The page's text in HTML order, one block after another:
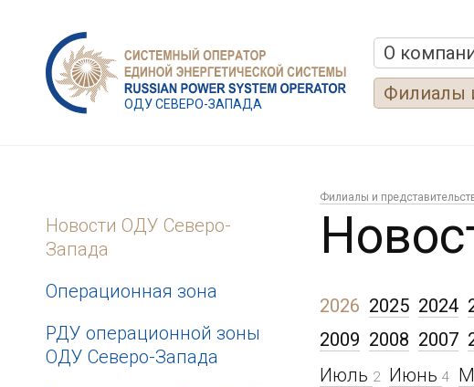
ОДУ СЕВЕРО-ЗАПАДА
О
Филиалы
Новости ОДУ Северо-
Запада
Операционная зона
РДУ операционной зоны
ОДУ Северо-Запада
Филиалы и
2026
Июль 2 Июнь 4
2025 2024
2009 2008 2007